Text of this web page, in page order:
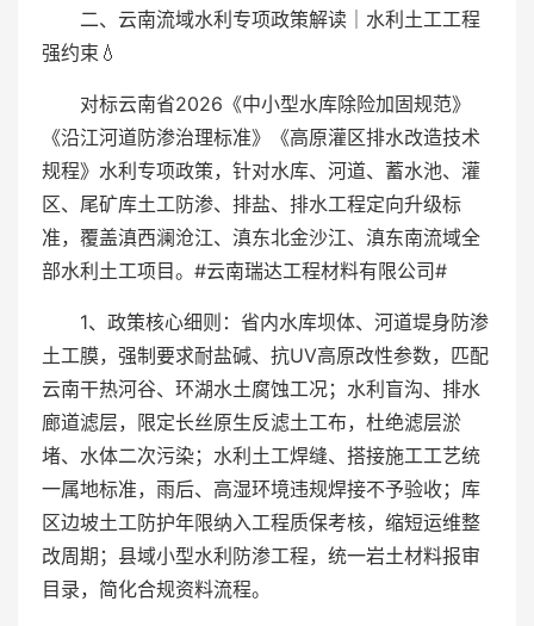
二、云南流域水利专项政策解读｜水利土工工程
强约束💧
对标云南省2026《中小型水库除险加固规范》
《沿江河道防渗治理标准》《高原灌区排水改造技术
规程》水利专项政策，针对水库、河道、蓄水池、灌
区、尾矿库土工防渗、排盐、排水工程定向升级标
准，覆盖滇西澜沧江、滇东北金沙江、滇东南流域全
部水利土工项目。#云南瑞达工程材料有限公司#
1、政策核心细则：省内水库坝体、河道堤身防渗
土工膜，强制要求耐盐碱、抗UV高原改性参数，匹配
云南干热河谷、环湖水土腐蚀工况；水利盲沟、排水
廊道滤层，限定长丝原生反滤土工布，杜绝滤层淤
堵、水体二次污染；水利土工焊缝、搭接施工工艺统
一属地标准，雨后、高湿环境违规焊接不予验收；库
区边坡土工防护年限纳入工程质保考核，缩短运维整
改周期；县域小型水利防渗工程，统一岩土材料报审
目录，简化合规资料流程。